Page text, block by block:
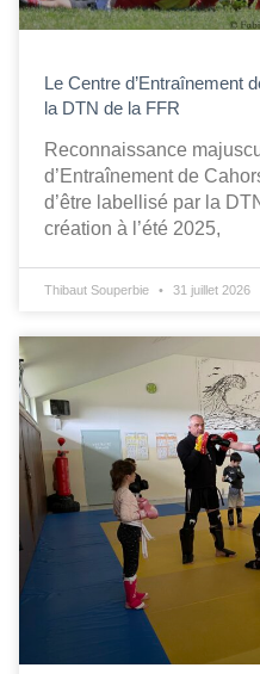
Le Centre d’Entraînement
la DTN de la FFR
Reconnaissance
d’Entraînement de
d’être labellisé par la
création à l’été 2025,
Thibaut Souperbie 31 juillet 2026